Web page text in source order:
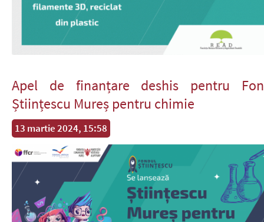
Apel de finanțare deshis pentru
Științescu Mureș pentru chimie
13 martie 2024, 15:58